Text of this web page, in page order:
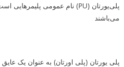
پلی‌یورتان (PU) نام عمومی پلیمرهایی است
می‌باشند
پلی یورتان (پلی اورتان) به عنوان یک